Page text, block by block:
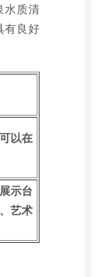
水质清
有良好
以在
示台
艺术